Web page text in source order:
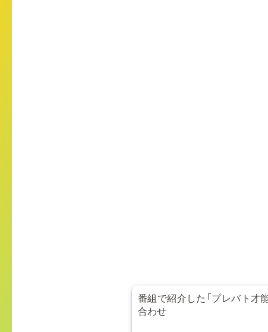
番組で紹介した「プレバト才
合わせ